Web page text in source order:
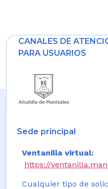
CANALES DE
PARA USUARIOS
Sede principal
Ventanilla virtual:
https://
Cualquier tipo de